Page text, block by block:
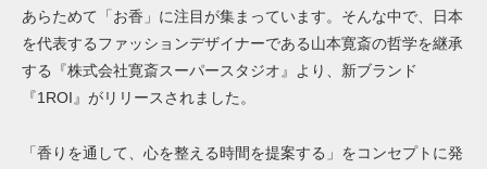
あらためて「お香」に注目が集まっています。そんな中で、日本
を代表するファッションデザイナーである山本寛斎の哲学を継承
する『株式会社寛斎スーパースタジオ』より、新ブランド
『1ROI』がリリースされました。
「香りを通して、心を整える時間を提案する」をコンセプトに発